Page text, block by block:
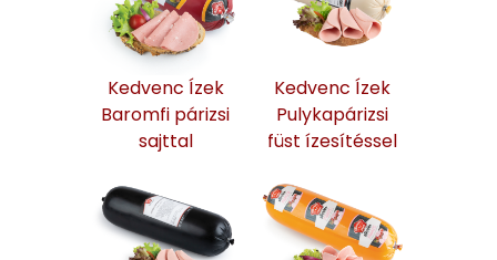
Kedvenc Ízek
Baromfi párizsi
sajttal
Kedvenc Ízek
Pulykapárizsi
füst ízesítéssel